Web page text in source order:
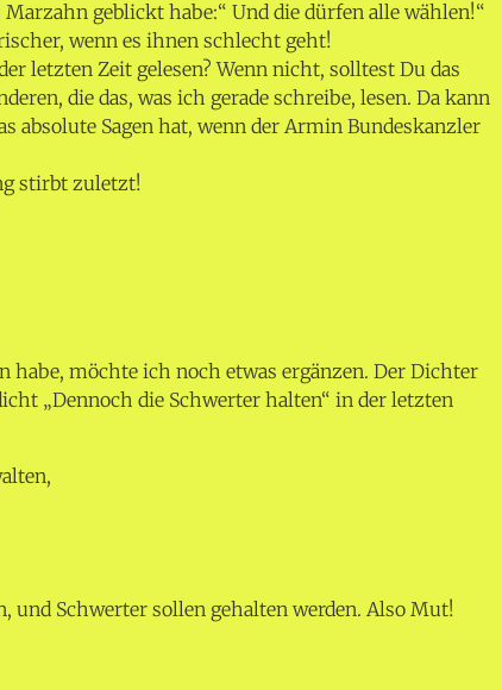
geblickt habe:“ Und die dürfen alle wählen!“
wenn es ihnen schlecht geht!
letzten Zeit gelesen? Wenn nicht, solltest Du das
die das, was ich gerade schreibe, lesen. Da kann
absolute Sagen hat, wenn der Armin Bundeskanzler
stirbt zuletzt!
habe, möchte ich noch etwas ergänzen. Der Dichter
„Dennoch die Schwerter halten“ in der letzten
und Schwerter sollen gehalten werden. Also Mut!